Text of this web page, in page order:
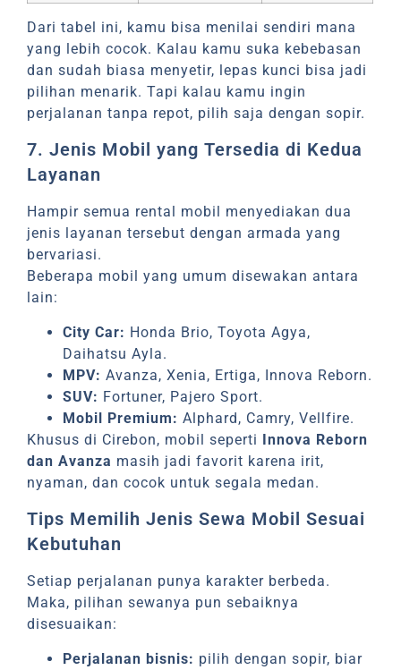
Dari tabel ini, kamu bisa menilai sendiri mana
yang lebih cocok. Kalau kamu suka kebebasan
dan sudah biasa menyetir, lepas kunci bisa jadi
pilihan menarik. Tapi kalau kamu ingin
perjalanan tanpa repot, pilih saja dengan sopir.
7. Jenis Mobil yang Tersedia di Kedua
Layanan
Hampir semua rental mobil menyediakan dua
jenis layanan tersebut dengan armada yang
bervariasi.
Beberapa mobil yang umum disewakan antara
lain:
City Car: Honda Brio, Toyota Agya,
Daihatsu Ayla.
MPV: Avanza, Xenia, Ertiga, Innova Reborn.
SUV: Fortuner, Pajero Sport.
Mobil Premium: Alphard, Camry, Vellfire.
Khusus di Cirebon, mobil seperti Innova Reborn
dan Avanza masih jadi favorit karena irit,
nyaman, dan cocok untuk segala medan.
Tips Memilih Jenis Sewa Mobil Sesuai
Kebutuhan
Setiap perjalanan punya karakter berbeda.
Maka, pilihan sewanya pun sebaiknya
disesuaikan:
Perjalanan bisnis: pilih dengan sopir, biar